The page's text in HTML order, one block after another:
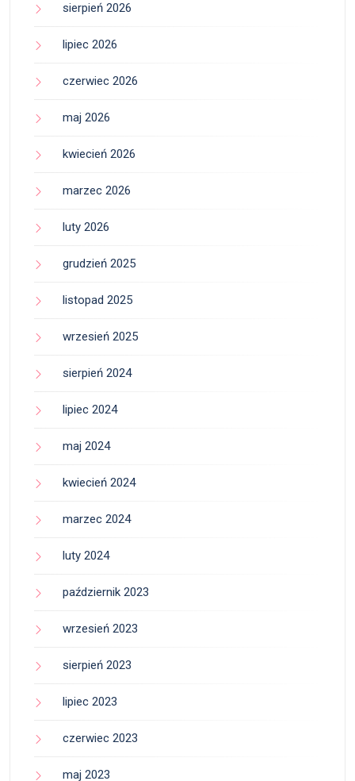
sierpień 2026
lipiec 2026
czerwiec 2026
maj 2026
kwiecień 2026
marzec 2026
luty 2026
grudzień 2025
listopad 2025
wrzesień 2025
sierpień 2024
lipiec 2024
maj 2024
kwiecień 2024
marzec 2024
luty 2024
październik 2023
wrzesień 2023
sierpień 2023
lipiec 2023
czerwiec 2023
maj 2023